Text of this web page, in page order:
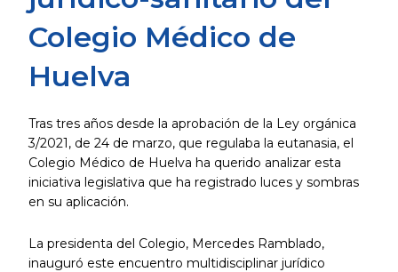
Colegio Médico de
Huelva
Tras tres años desde la aprobación de la Ley orgánica
3/2021, de 24 de marzo, que regulaba la eutanasia, el
Colegio Médico de Huelva ha querido analizar esta
iniciativa legislativa que ha registrado luces y sombras
en su aplicación.
La presidenta del Colegio, Mercedes Ramblado,
inauguró este encuentro multidisciplinar jurídico